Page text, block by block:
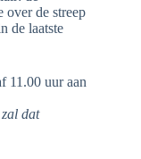
over de streep
de laatste
11.00 uur aan
dat